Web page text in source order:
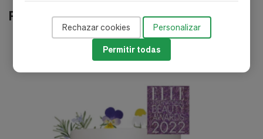
Rechazar cookies Personalizar
Permitir todas
Productos relacionados